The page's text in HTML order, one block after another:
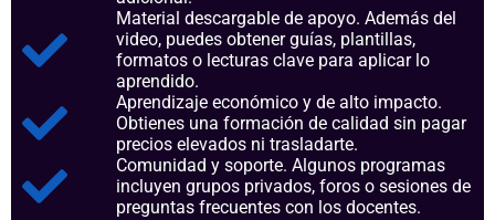
Material descargable de apoyo. Además del
video, puedes obtener guías, plantillas,
formatos o lecturas clave para aplicar lo
aprendido.
Aprendizaje económico y de alto impacto.
Obtienes una formación de calidad sin pagar
precios elevados ni trasladarte.
Comunidad y soporte. Algunos programas
incluyen grupos privados, foros o sesiones de
preguntas frecuentes con los docentes.